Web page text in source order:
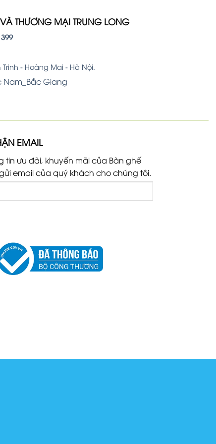
THƯƠNG MẠI TRUNG LONG
- Hoàng Mai - Hà Nội.
Nam_Bắc Giang
EMAIL
tin ưu đãi, khuyến mãi của Bàn ghế
email của quý khách cho chúng tôi.